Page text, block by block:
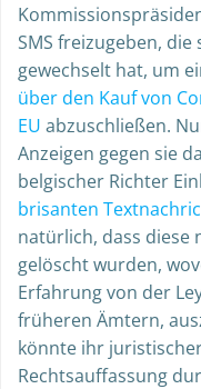
SMS freizugeben,
gewechselt hat, um
über den Kauf von
EU abzuschließen.
Anzeigen gegen sie
belgischer Richter
brisanten
natürlich, dass diese
gelöscht wurden,
Erfahrung von der
früheren Ämtern,
könnte ihr
Rechtsauffassung